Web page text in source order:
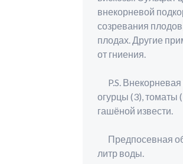
внекорневой
созревания
плодах. Другие
от гниения.
P.S. Внекорневая
огурцы (3), томаты
гашёной извести.
Предпосевная
литр воды.